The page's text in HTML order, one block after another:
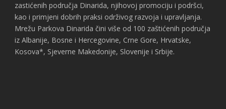
zastićenih područja Dinarida, njihovoj promociju i podršci,
kao i primjeni dobrih praksi održivog razvoja i upravljanja.
Mrežu Parkova Dinarida čini više od 100 zaštićenih područja
iz Albanije, Bosne i Hercegovine, Crne Gore, Hrvatske,
Kosova*, Sjeverne Makedonije, Slovenije i Srbije.